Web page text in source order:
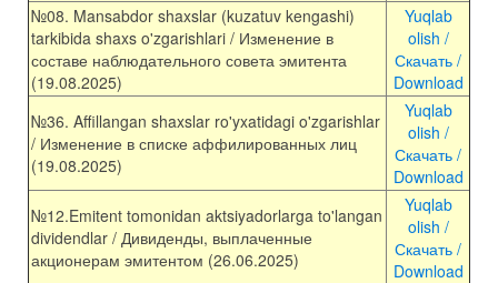
№08. Mansabdor shaxslar (kuzatuv kengashi)
tarkibida shaxs o'zgarishlari / Изменение в
составе наблюдательного совета эмитента
(19.08.2025)
Yuqlab
olish /
Скачать /
Download
№36. Affillangan shaxslar ro'yxatidagi o'zgarishlar
/ Изменение в списке аффилированных лиц
(19.08.2025)
Yuqlab
olish /
Скачать /
Download
№12.Emitent tomonidan aktsiyadorlarga to'langan
dividendlar / Дивиденды, выплаченные
акционерам эмитентом (26.06.2025)
Yuqlab
olish /
Скачать /
Download